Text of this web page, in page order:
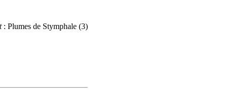
: Plumes de Stymphale (3)